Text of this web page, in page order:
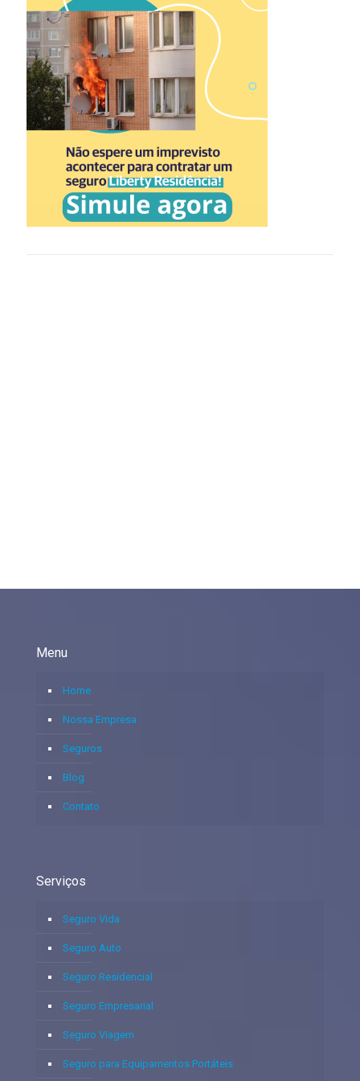
Menu
Home
Nossa Empresa
Seguros
Blog
Contato
Serviços
Seguro Vida
Seguro Auto
Seguro Residencial
Seguro Empresarial
Seguro Viagem
Seguro para Equipamentos Portáteis